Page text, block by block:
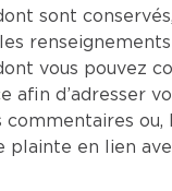
sont
vous pouvez
afin d’adresser
commentaires ou,
plainte en lien